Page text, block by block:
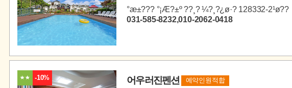
°æ±??? °¡Æ?±º ??¸? ¼?¸?¿ø·? 128332-2¹ø??
031-585-8232,010-2062-0418
-10% 어우러진펜션 예약인원적합